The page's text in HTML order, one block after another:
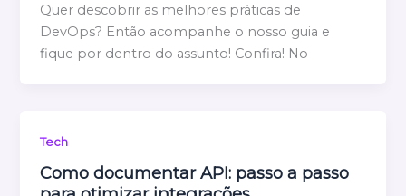
Quer descobrir as melhores práticas de
DevOps? Então acompanhe o nosso guia e
fique por dentro do assunto! Confira! No
Tech
Como documentar API: passo a passo